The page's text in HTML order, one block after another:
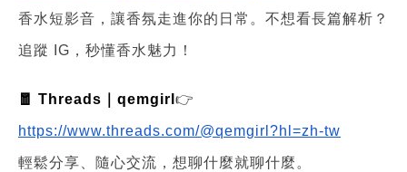
香水短影音，讓香氛走進你的日常。不想看長篇解析？
追蹤 IG，秒懂香水魅力！
🧧 Threads｜qemgirl 👉
https://www.threads.com/@qemgirl?hl=zh-tw
輕鬆分享、隨心交流，想聊什麼就聊什麼。